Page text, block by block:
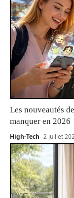
Les nouveautés
manquer en 2026
High-Tech 2 juillet